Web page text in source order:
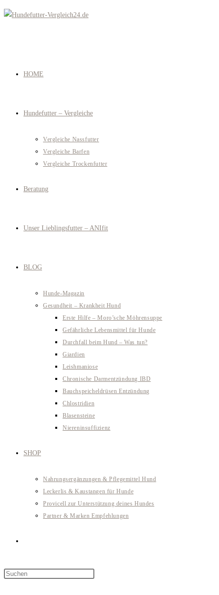
Zum
HOME
Hundefutter – Vergleiche
Vergleiche Nassfutter
Vergleiche Barfen
Vergleiche Trockenfutter
Beratung
Unser Lieblingsfutter – ANIfit
BLOG
Hunde-Magazin
Gesundheit – Krankheit Hund
Erste Hilfe – Moro’sche Möhrensuppe
Gefährliche Lebensmittel für Hunde
Durchfall beim Hund – Was tun?
Giardien
Leishmaniose
Chronische Darmentzündung IBD
Bauchspeicheldrüsen Entzündung
Chlostridien
Blasensteine
Niereninsuffizienz
SHOP
Nahrungsergänzungen & Pflegemittel Hund
Leckerlis & Kaustangen für Hunde
Provicell zur Unterstützung deines Hundes
Partner & Marken Empfehlungen
Suche